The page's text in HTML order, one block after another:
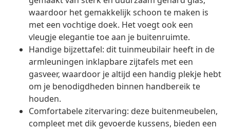
waardoor het gemakkelijk schoon te maken is
met een vochtige doek. Het voegt ook een
vleugje elegantie toe aan je buitenruimte.
Handige bijzettafel: dit tuinmeubilair heeft in de
armleuningen inklapbare zijtafels met een
gasveer, waardoor je altijd een handig plekje hebt
om je benodigdheden binnen handbereik te
houden.
Comfortabele zitervaring: deze buitenmeubelen,
compleet met dik gevoerde kussens, bieden een